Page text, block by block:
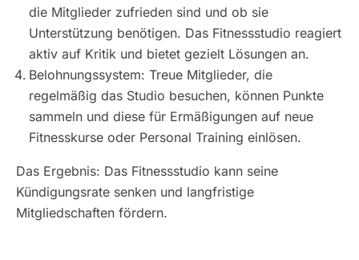
die Mitglieder zufrieden sind und ob sie
Unterstützung benötigen. Das Fitnessstudio reagiert
aktiv auf Kritik und bietet gezielt Lösungen an.
Belohnungssystem: Treue Mitglieder, die
regelmäßig das Studio besuchen, können Punkte
sammeln und diese für Ermäßigungen auf neue
Fitnesskurse oder Personal Training einlösen.
Das Ergebnis: Das Fitnessstudio kann seine
Kündigungsrate senken und langfristige
Mitgliedschaften fördern.